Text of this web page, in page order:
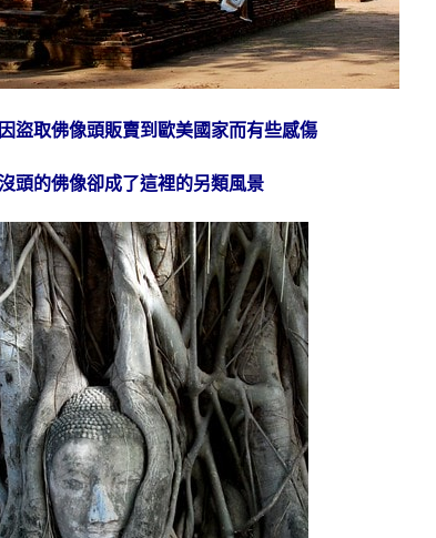
盜取佛像頭販賣到歐美國家而有些感傷
頭的佛像卻成了這裡的另類風景